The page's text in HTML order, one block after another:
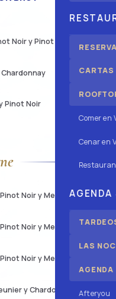
CARTAS
Comer en
Cenar en
AGENDA
LAS
Afteryou
QUÉ HACER
Noir y Pinot Blanc
80€
Pinot Noir
80€
Noir y Meunier
Noir y Meunier
250€
Noir y Meunier
y Chardonnay